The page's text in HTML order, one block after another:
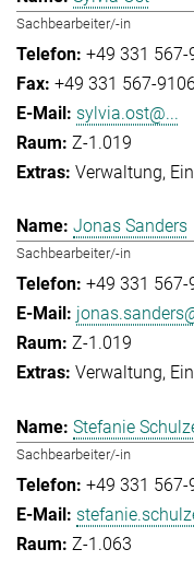
Sachbearbeiter/-in
+49 331 567-
+49 331 567-9106
sylvia.ost@...
Z-1.019
Verwaltung
Jonas Sanders
Sachbearbeiter/-in
+49 331 567-
Z-1.019
Verwaltung
Stefanie
Sachbearbeiter/-in
+49 331 567-
Z-1.063